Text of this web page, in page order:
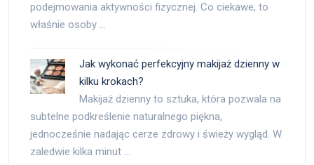
podejmowania aktywności fizycznej. Co ciekawe, to
właśnie osoby …
Jak wykonać perfekcyjny makijaż dzienny w
kilku krokach?
Makijaż dzienny to sztuka, która pozwala na
subtelne podkreślenie naturalnego piękna,
jednocześnie nadając cerze zdrowy i świeży wygląd. W
zaledwie kilka minut …